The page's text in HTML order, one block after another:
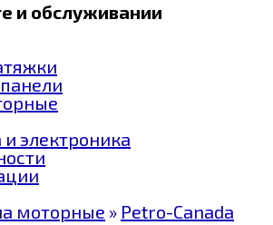
и обслуживании
электроника
моторные » Petro-Canada